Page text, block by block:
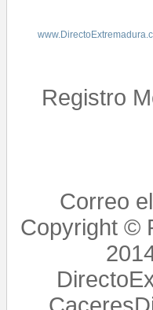
Registro
Correo
Copyright ©